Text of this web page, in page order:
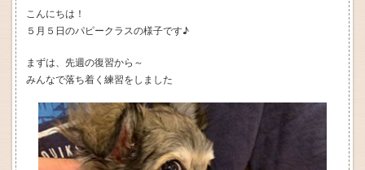
こんにちは！
５月５日のパピークラスの様子です♪
まずは、先週の復習から～
みんなで落ち着く練習をしました